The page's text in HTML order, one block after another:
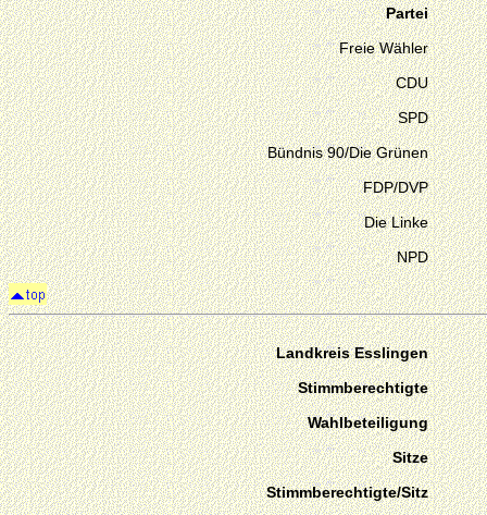
Partei
Freie Wähler
CDU
SPD
Bündnis 90/Die Grünen
FDP/DVP
Die Linke
NPD
Landkreis Esslingen
Stimmberechtigte
Wahlbeteiligung
Sitze
Stimmberechtigte/Sitz